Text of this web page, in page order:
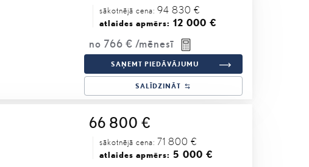
sākotnējā cena: 94 830 €
atlaides apmērs: 12 000 €
no 766 € /mēnesī
SAŅEMT PIEDĀVĀJUMU
SALĪDZINĀT
66 800 €
sākotnējā cena: 71 800 €
atlaides apmērs: 5 000 €